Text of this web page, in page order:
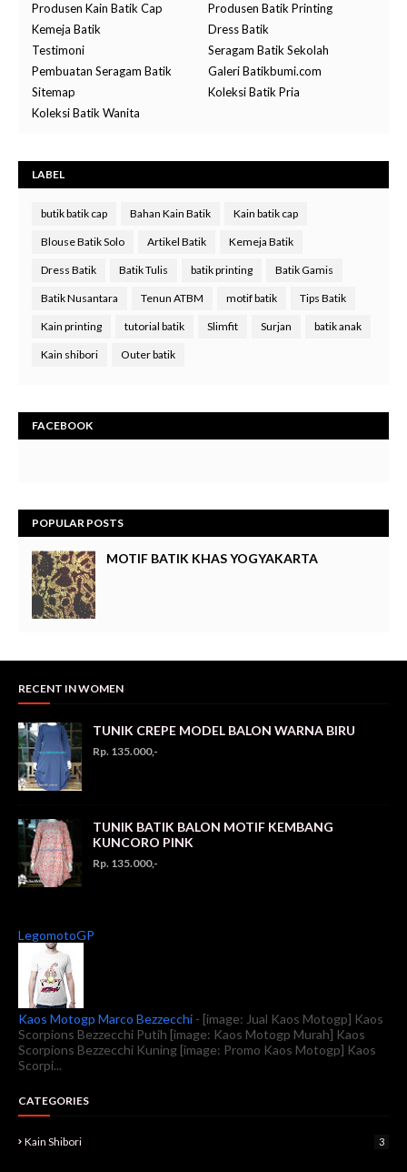
Produsen Kain Batik Cap
Produsen Batik Printing
Kemeja Batik
Dress Batik
Testimoni
Seragam Batik Sekolah
Pembuatan Seragam Batik
Galeri Batikbumi.com
Sitemap
Koleksi Batik Pria
Koleksi Batik Wanita
LABEL
butik batik cap Bahan Kain Batik Kain batik cap
Blouse Batik Solo Artikel Batik Kemeja Batik
Dress Batik Batik Tulis batik printing Batik Gamis
Batik Nusantara Tenun ATBM motif batik Tips Batik
Kain printing tutorial batik Slimfit Surjan batik anak
Kain shibori Outer batik
FACEBOOK
POPULAR POSTS
MOTIF BATIK KHAS YOGYAKARTA
RECENT IN WOMEN
TUNIK CREPE MODEL BALON WARNA BIRU
Rp. 135.000,-
TUNIK BATIK BALON MOTIF KEMBANG
KUNCORO PINK
Rp. 135.000,-
LegomotoGP
Kaos Motogp Marco Bezzecchi - [image: Jual Kaos Motogp] Kaos
Scorpions Bezzecchi Putih [image: Kaos Motogp Murah] Kaos
Scorpions Bezzecchi Kuning [image: Promo Kaos Motogp] Kaos
Scorpi...
CATEGORIES
Kain Shibori 3